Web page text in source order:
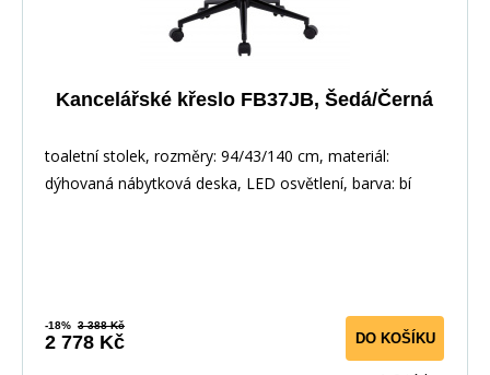
Kancelářské křeslo FB37JB, Šedá/Černá
toaletní stolek, rozměry: 94/43/140 cm, materiál:
dýhovaná nábytková deska, LED osvětlení, barva: bí
-18% 3 388 Kč
2 778 Kč DO KOŠÍKU